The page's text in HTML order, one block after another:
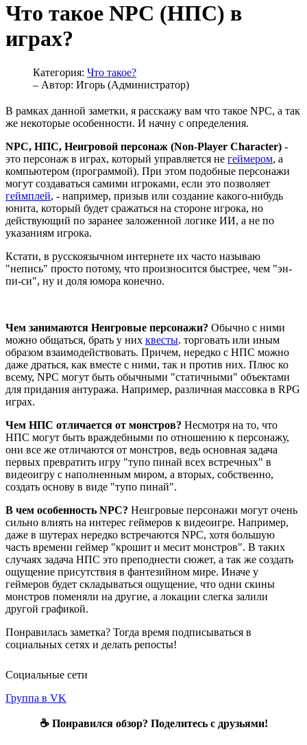
Что такое NPC (НПС) в
играх?
Категория: Что такое?
– Автор: Игорь (Администратор)
В рамках данной заметки, я расскажу вам что такое NPC, а так
же некоторые особенности. И начну с определения.
NPC, НПС, Неигровой персонаж (Non-Player Character) -
это персонаж в играх, который управляется не геймером, а
компьютером (программой). При этом подобные персонажи
могут создаваться самими игроками, если это позволяет
геймплей, - например, призыв или создание какого-нибудь
юнита, который будет сражаться на стороне игрока, но
действующий по заранее заложенной логике ИИ, а не по
указаниям игрока.
Кстати, в русскоязычном интернете их часто называю
"непись" просто потому, что произносится быстрее, чем "эн-
пи-си", ну и доля юмора конечно.
Чем занимаются Неигровые персонажи? Обычно с ними
можно общаться, брать у них квесты. торговать или иным
образом взаимодействовать. Причем, нередко с НПС можно
даже драться, как вместе с ними, так и против них. Плюс ко
всему, NPC могут быть обычными "статичными" объектами
для придания антуража. Например, различная массовка в RPG
играх.
Чем НПС отличается от монстров? Несмотря на то, что
НПС могут быть враждебными по отношению к персонажу,
они все же отличаются от монстров, ведь основная задача
первых превратить игру "тупо пинай всех встречных" в
видеоигру с наполненным миром, а вторых, собственно,
создать основу в виде "тупо пинай".
В чем особенность NPC? Неигровые персонажи могут очень
сильно влиять на интерес геймеров к видеоигре. Например,
даже в шутерах нередко встречаются NPC, хотя большую
часть времени геймер "крошит и месит монстров". В таких
случаях задача НПС это преподнести сюжет, а так же создать
ощущение присутствия в фантезийном мире. Иначе у
геймеров будет складываться ощущение, что одни скины
монстров поменяли на другие, а локации слегка залили
другой графикой.
Понравилась заметка? Тогда время подписываться в
социальных сетях и делать репосты!
Социальные сети
Группа в VK
☕ Понравился обзор? Поделитесь с друзьями!